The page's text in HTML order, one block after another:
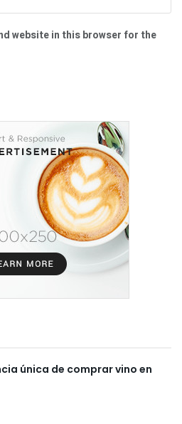
website in this browser for the
única de comprar vino en